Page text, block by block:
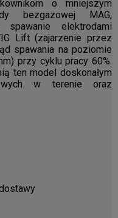
o mniejszym
bezgazowej MAG,
elektrodami
Lift (zajarzenie przez
spawania na poziomie
przy cyklu pracy 60%.
ten model doskonałym
w terenie oraz